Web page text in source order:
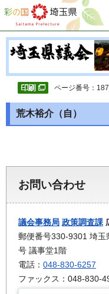
彩の国 埼玉県
ページ番号：
荒木裕介（自）
お問い合わせ
議会事務局 政策調査課
郵便番号330-9301 埼玉
号 議事堂1階
電話： 048-830-6257
ファックス：048-830-